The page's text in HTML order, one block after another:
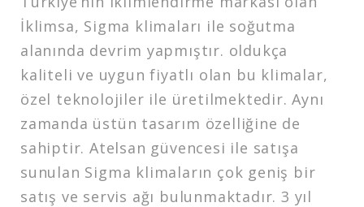
İklimsa, Sigma klimaları ile soğutma
alanında devrim yapmıştır. oldukça
kaliteli ve uygun fiyatlı olan bu klimalar,
özel teknolojiler ile üretilmektedir. Aynı
zamanda üstün tasarım özelliğine de
sahiptir. Atelsan güvencesi ile satışa
sunulan Sigma klimaların çok geniş bir
satış ve servis ağı bulunmaktadır. 3 yıl